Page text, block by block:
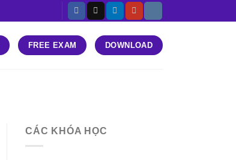
FREE EXAM DOWNLOAD
CÁC KHÓA HỌC